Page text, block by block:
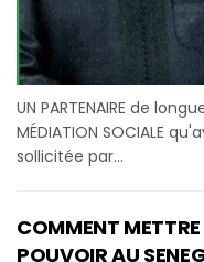
UN PARTENAIRE de
MÉDIATION SOCIALE
sollicitée par...
COMMENT
POUVOIR AU